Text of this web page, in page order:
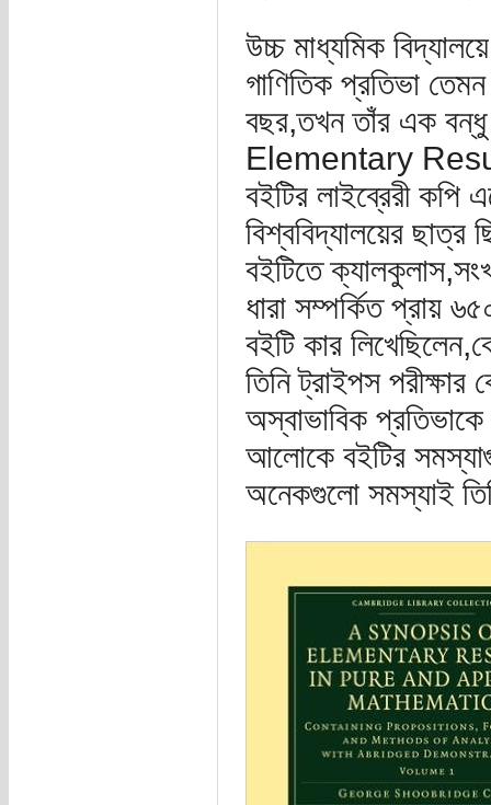
উচ্চ মাধ্যমিক
গাণিতিক প্রতিভা
বছর,তখন তাঁর এক
Elementary
বইটির লাইব্রেরী
বিশ্ববিদ্যালয়ের
বইটিতে
ধারা সম্পর্কিত প্রায়
বইটি কার
তিনি ট্রাইপস
অস্বাভাবিক
আলোকে বইটির
অনেকগুলো সমস্যাই